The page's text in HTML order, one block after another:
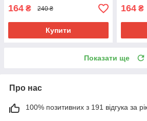
164 ₴ 240 ₴
Купити
164 ₴
Показати ще
Про нас
100% позитивних з 191 відгука за